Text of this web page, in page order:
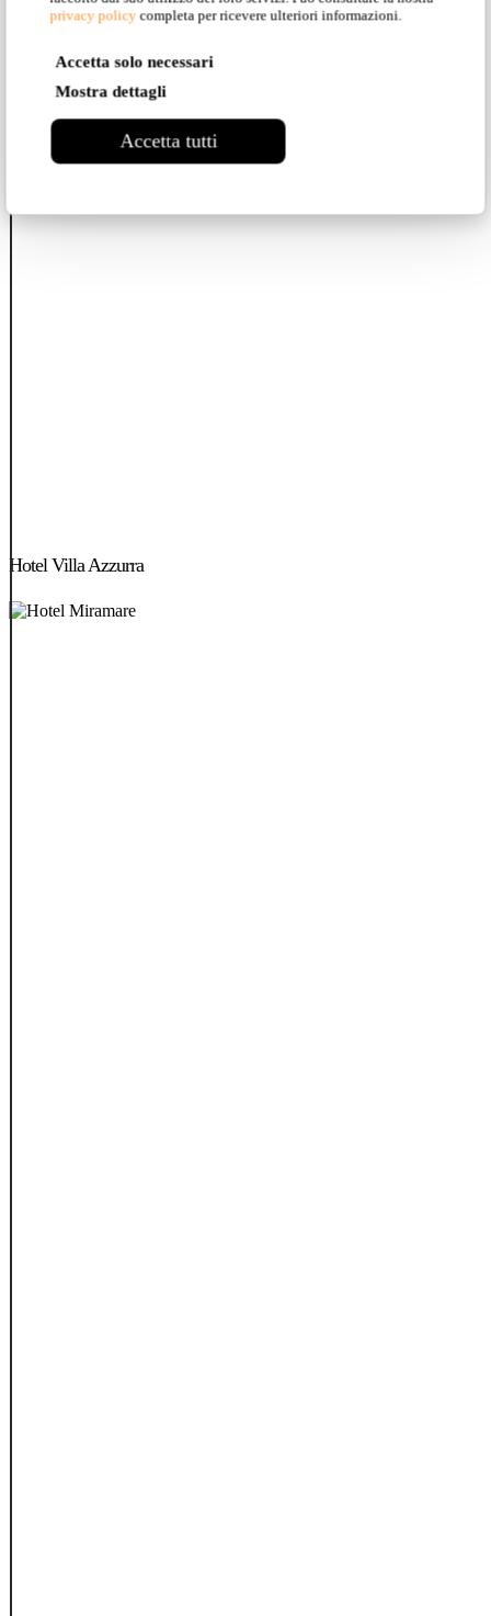
privacy policy completa per ricevere ulteriori informazioni.
Accetta solo necessari
Mostra dettagli
Accetta tutti
Villa
Azzurra
Hotel Villa Azzurra